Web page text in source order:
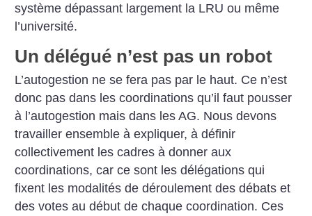
système dépassant largement la LRU ou même
l’université.
Un délégué n’est pas un robot
L’autogestion ne se fera pas par le haut. Ce n’est
donc pas dans les coordinations qu’il faut pousser
à l’autogestion mais dans les AG. Nous devons
travailler ensemble à expliquer, à définir
collectivement les cadres à donner aux
coordinations, car ce sont les délégations qui
fixent les modalités de déroulement des débats et
des votes au début de chaque coordination. Ces